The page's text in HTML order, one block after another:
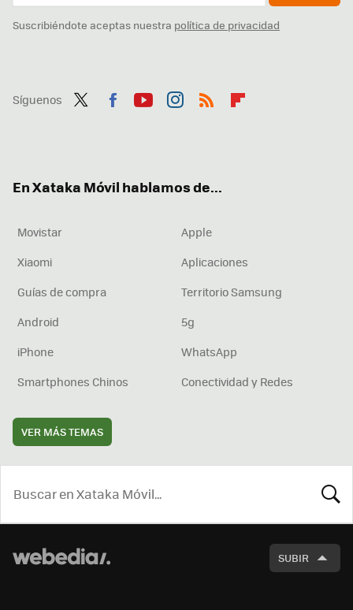
Suscribiéndote aceptas nuestra política de privacidad
Síguenos
En Xataka Móvil hablamos de...
Movistar
Apple
Xiaomi
Aplicaciones
Guías de compra
Territorio Samsung
Android
5g
iPhone
WhatsApp
Smartphones Chinos
Conectividad y Redes
VER MÁS TEMAS
SUBIR